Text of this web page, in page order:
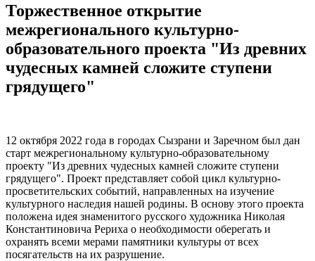
Торжественное открытие
межрегионального культурно-
образовательного проекта "Из древних
чудесных камней сложите ступени
грядущего"
12 октября 2022 года в городах Сызрани и Заречном был дан
старт межрегиональному культурно-образовательному
проекту "Из древних чудесных камней сложите ступени
грядущего". Проект представляет собой цикл культурно-
просветительских событий, направленных на изучение
культурного наследия нашей родины. В основу этого проекта
положена идея знаменитого русского художника Николая
Константиновича Рериха о необходимости оберегать и
охранять всеми мерами памятники культуры от всех
посягательств на их разрушение.